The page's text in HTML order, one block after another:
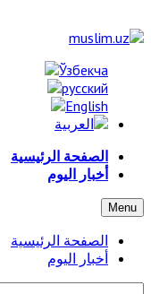
الصفحة الرئيسية
أخبار اليوم
Menu
الصفحة الرئيسية
أخبار اليوم